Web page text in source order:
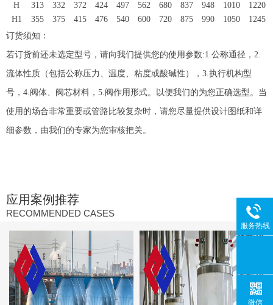
H
313 332 372 424 497 562 680 837 948 1010
1220
H1
355 375 415 476 540 600 720 875 990 1050
1245
订货须知：
若订货前还未选定型号，请向我们提供您的使用参数:1.公称通径，2.
流体性质（包括公称压力、温度、粘度或酸碱性），3.执行机构型
号，4.阀体、阀芯材料，5.阀作用形式。以便我们的为您正确选型。当
使用的场合非常重要或管路比较复杂时，请您尽量提供设计图纸和详
细参数，由我们的专家为您审核把关。
应用案例推荐
RECOMMENDED CASES
服务热线
微信